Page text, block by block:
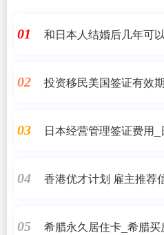
01
和日本人结婚后几年可
民_问答
02
投资移民美国签证有效
03
日本经营管理签证费用
04
香港优才计划 雇主推荐
05
希腊永久居住卡_希腊买